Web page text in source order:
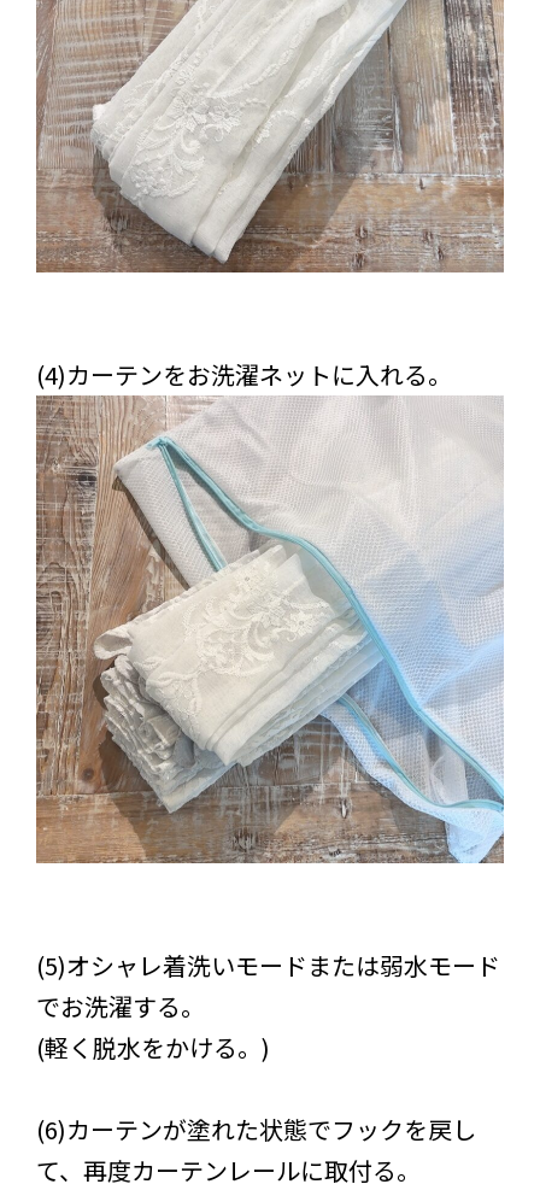
(4)カーテンをお洗濯ネットに入れる。
(5)オシャレ着洗いモードまたは弱水モード
でお洗濯する。
(軽く脱水をかける。)
(6)カーテンが塗れた状態でフックを戻し
て、再度カーテンレールに取付る。